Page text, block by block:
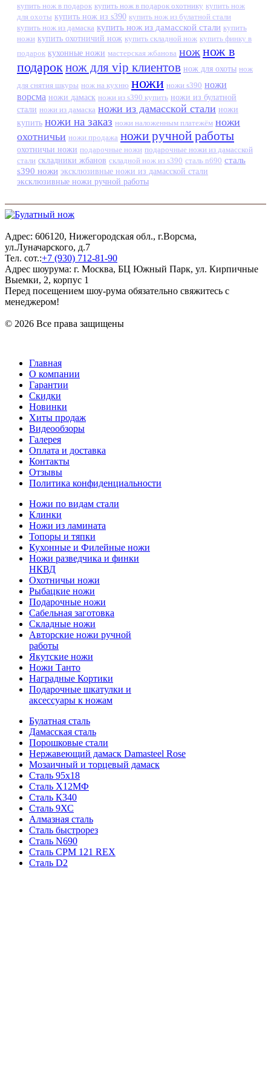
купить нож в подарок купить нож в подарок охотнику купить нож
для охоты купить нож из s390 купить нож из булатной стали
купить нож из дамаска купить нож из дамасской стали купить
ножи купить охотничий нож купить складной нож купить финку в
подарок кухонные ножи мастерская жбанова ножнож в
подарок нож для vip клиентов нож для охоты нож
для снятия шкуры нож на кухню ножи ножи s390 ножи
ворсма ножи дамаск ножи из s390 купить ножи из булатной
стали ножи из дамаска ножи из дамасской стали ножи
купить ножи на заказ ножи наложенным платежём ножи
охотничьи ножи продажа ножи ручной работы
охотничьи ножи подарочные ножи подарочные ножи из дамасской
стали складники жбанов складной нож из s390 сталь n690 сталь
s390 ножи эксклюзивные ножи из дамасской стали
эксклюзивные ножи ручной работы
Адрес: 606120, Нижегородская обл., г.Ворсма,
ул.Луначарского, д.7
Тел. сот.:+7 (930) 712-81-90
Адрес шоурума: г. Москва, БЦ Южный Парк, ул. Кирпичные
Выемки, 2, корпус 1
Перед посещением шоу-рума обязательно свяжитесь с
менеджером!
© 2026 Все права защищены
Главная
О компании
Гарантии
Скидки
Новинки
Хиты продаж
Видеообзоры
Галерея
Оплата и доставка
Контакты
Отзывы
Политика конфиденциальности
Ножи по видам стали
Клинки
Ножи из ламината
Топоры и тяпки
Кухонные и Филейные ножи
Ножи разведчика и финки
НКВД
Охотничьи ножи
Рыбацкие ножи
Подарочные ножи
Сабельная заготовка
Складные ножи
Авторские ножи ручной
работы
Якутские ножи
Ножи Танто
Наградные Кортики
Подарочные шкатулки и
аксессуары к ножам
Булатная сталь
Дамасская сталь
Порошковые стали
Нержавеющий дамаск Damasteel Rose
Мозаичный и торцевый дамаск
Сталь 95х18
Сталь Х12МФ
Сталь К340
Сталь 9ХС
Алмазная сталь
Сталь быстрорез
Сталь N690
Сталь CPM 121 REX
Сталь D2